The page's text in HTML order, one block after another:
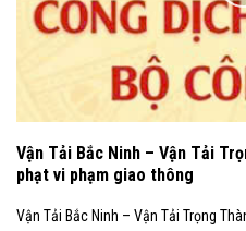
Vận Tải Bắc Ninh – Vận Tải
phạt vi phạm giao thông
Vận Tải Bắc Ninh – Vận Tải Trọng